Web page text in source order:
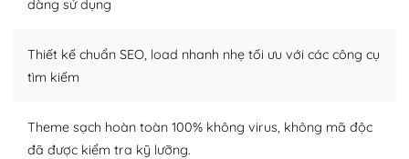
– Sở hữu một cộng đồng lớn, sẵn sàng hỗ trợ
khổng lồ được kiểm duyệt bởi các nhân viên và những
người cuồng tín WordPress.
dàng sử dụng
Thiết kế chuẩn SEO, load nhanh nhẹ tối ưu với các công cụ
tìm kiếm
Theme sạch hoàn toàn 100% không virus, không mã độc
đã được kiểm tra kỹ lưỡng.